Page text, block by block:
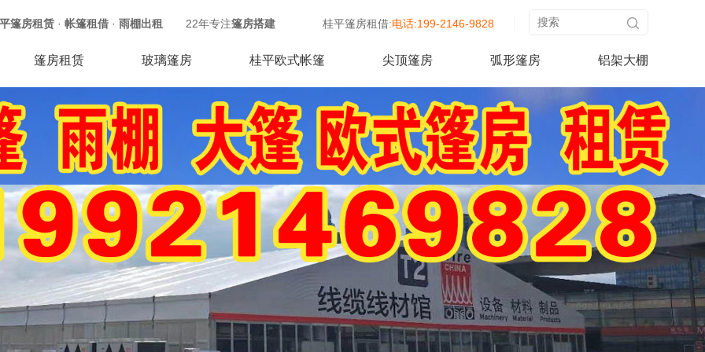
篷房租赁 · 帐篷租借 · 雨棚出租 22年专注篷房搭建 桂平篷房租借:电话:199-2146-9828
篷房租赁 玻璃篷房 桂平欧式帐篷 尖顶篷房 弧形篷房 铝架大棚